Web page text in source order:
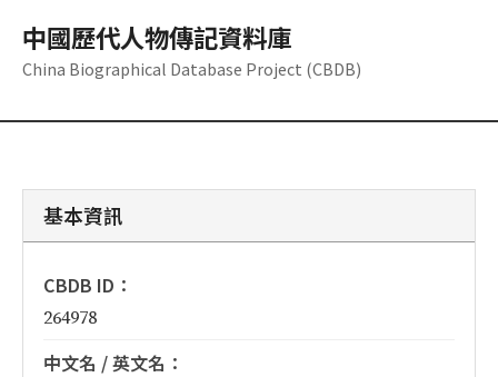
中國歷代人物傳記資料庫
China Biographical Database Project (CBDB)
基本資訊
CBDB ID：
264978
中文名 / 英文名：